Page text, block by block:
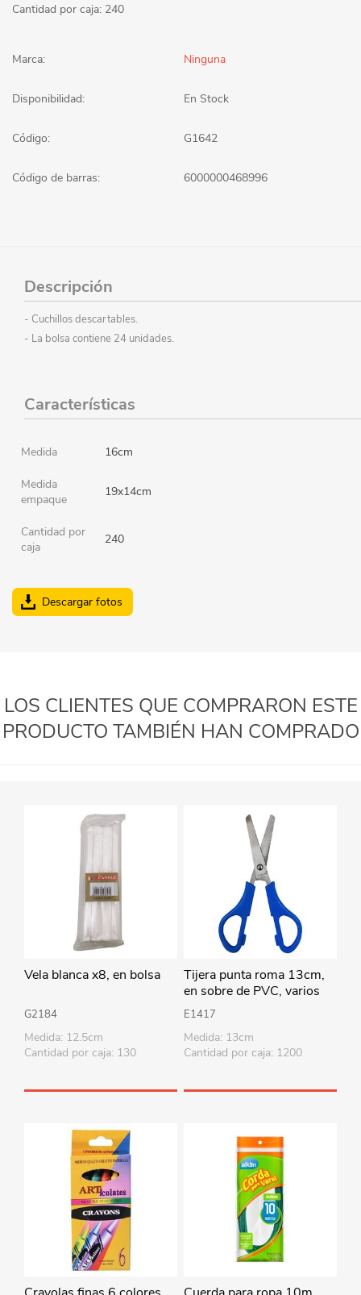
Cantidad por caja: 240
Marca: Ninguna
Disponibilidad: En Stock
Código: G1642
Código de barras: 6000000468996
Descripción
- Cuchillos descartables.
- La bolsa contiene 24 unidades.
Características
Medida 16cm
Medida
empaque
19x14cm
Cantidad por
caja
240
Descargar fotos
LOS CLIENTES QUE COMPRARON ESTE
PRODUCTO TAMBIÉN HAN COMPRADO
Vela blanca x8, en bolsa
G2184
Medida: 12.5cm
Cantidad por caja: 130
Tijera punta roma 13cm,
en sobre de PVC, varios
colores
E1417
Medida: 13cm
Cantidad por caja: 1200